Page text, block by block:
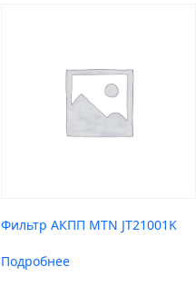
Фильтр АКПП MTN JT21001K
Подробнее